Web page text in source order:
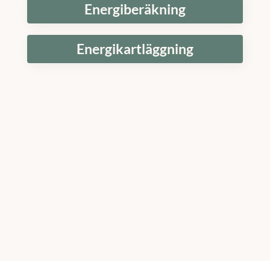
Energiberäkning
Energikartläggning